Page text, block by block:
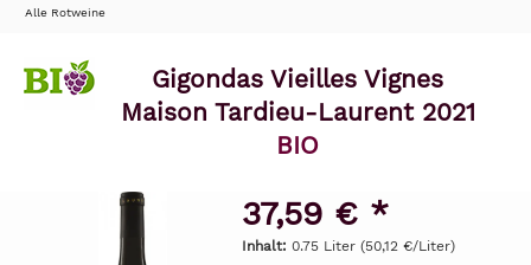
Alle Rotweine
Gigondas Vieilles Vignes
Maison Tardieu-Laurent 2021
BIO
37,59 € *
Inhalt: 0.75 Liter (50,12 €/Liter)